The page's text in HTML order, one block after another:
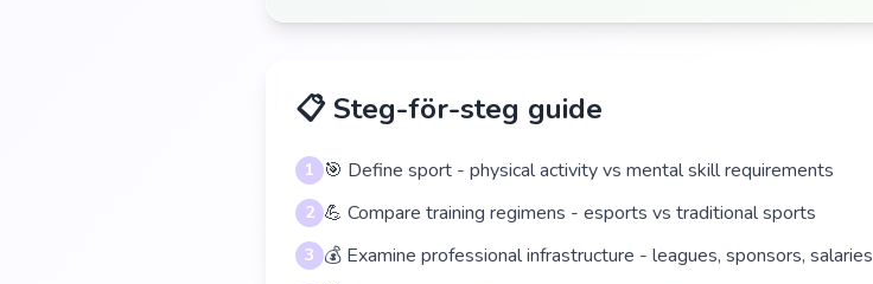
📋 Steg-för-steg guide
1 🎯 Define sport - physical activity vs mental skill requirements
2 💪 Compare training regimens - esports vs traditional sports
3 💰 Examine professional infrastructure - leagues, sponsors, salaries